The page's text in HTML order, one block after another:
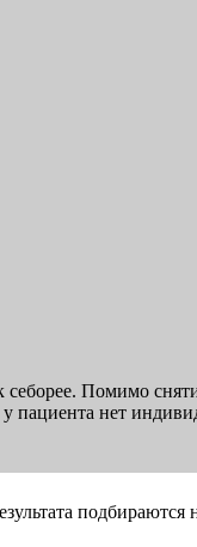
себорее. Помимо
пациента нет